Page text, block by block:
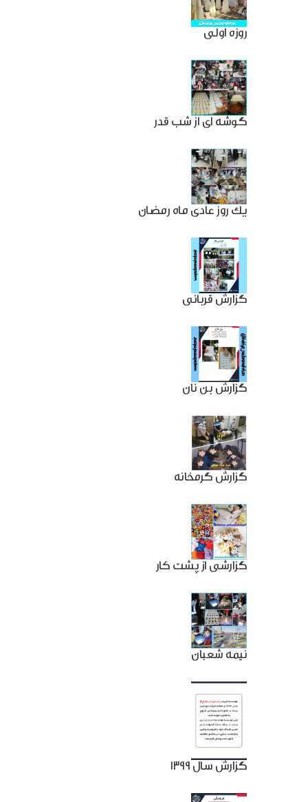
روزه اولی
گوشه ای از شب قدر
یک روز عادی ماه رمضان
گزارش قربانی
گزارش بن نان
گزارش گرمخانه
گزارشی از پشت کار
نیمه شعبان
گزارش سال 1399